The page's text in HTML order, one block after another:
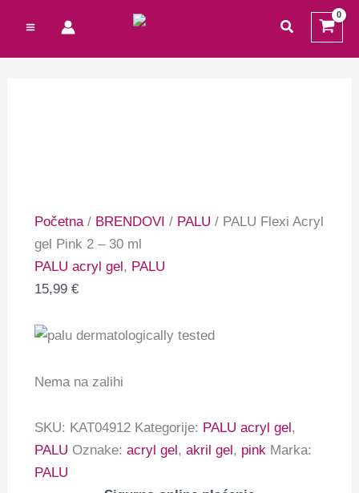
sadržaj
traži
Početna / BRENDOVI / PALU / PALU Flexi Acryl
gel Pink 2 – 30 ml
PALU acryl gel, PALU
15,99€
Nema na zalihi
SKU: KAT04912 Kategorije: PALU acryl gel ,
PALU Oznake:acryl gel ,akril gel , pink Marka:
PALU
Total: